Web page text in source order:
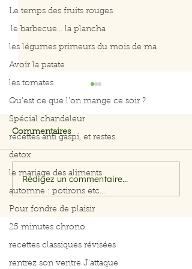
Le temps des fruits rouges
.le barbecue... la plancha
les légumes primeurs du mois de ma
Avoir la patate
les tomates
Qu’est ce que l’on mange ce soir ?
Spécial chandeleur
recettes anti gaspi, et restes
detox
le mariage des aliments
automne : potirons etc....
Pour fondre de plaisir
25 minutes chrono
recettes classiques révisées
rentrez son ventre J'attaque
Filet de saumon aux
herbes et citron
Commentaires
Rédigez un commentaire...